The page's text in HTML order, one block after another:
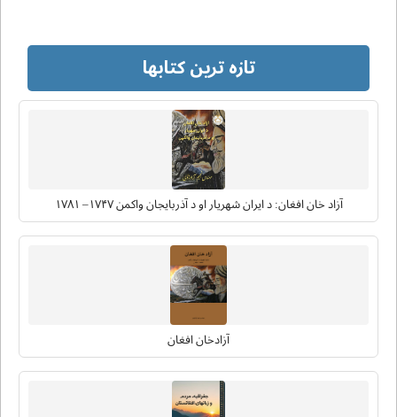
تازه ترین کتابها
آزاد خان افغان: د ایران شهریار او د آذربایجان واکمن ۱۷۴۷– ۱۷۸۱
آزادخان افغان